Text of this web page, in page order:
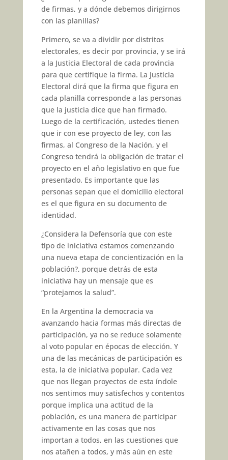
de firmas, y a dónde debemos dirigirnos
con las planillas?
Primero, se va a dividir por distritos
electorales, es decir por provincia, y se irá
a la Justicia Electoral de cada provincia
para que certifique la firma. La Justicia
Electoral dirá que la firma que figura en
cada planilla corresponde a las personas
que la justicia dice que han firmado.
Luego de la certificación, ustedes tienen
que ir con ese proyecto de ley, con las
firmas, al Congreso de la Nación, y el
Congreso tendrá la obligación de tratar el
proyecto en el año legislativo en que fue
presentado. Es importante que las
personas sepan que el domicilio electoral
es el que figura en su documento de
identidad.
¿Considera la Defensoría que con este
tipo de iniciativa estamos comenzando
una nueva etapa de concientización en la
población?, porque detrás de esta
iniciativa hay un mensaje que es
“protejamos la salud”.
En la Argentina la democracia va
avanzando hacia formas más directas de
participación, ya no se reduce solamente
al voto popular en épocas de elección. Y
una de las mecánicas de participación es
esta, la de iniciativa popular. Cada vez
que nos llegan proyectos de esta índole
nos sentimos muy satisfechos y contentos
porque implica una actitud de la
población, es una manera de participar
activamente en las cosas que nos
importan a todos, en las cuestiones que
nos atañen a todos, y más aún en este